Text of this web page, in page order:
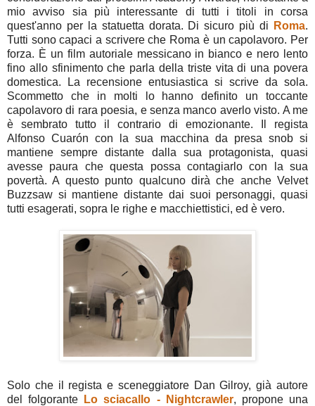
mio avviso sia più interessante di tutti i titoli in corsa
quest'anno per la statuetta dorata. Di sicuro più di
Roma.
Tutti sono capaci a scrivere che Roma è un capolavoro. Per
forza. È un film autoriale messicano in bianco e nero lento
fino allo sfinimento che parla della triste vita di una povera
domestica. La recensione entusiastica si scrive da sola.
Scommetto che in molti lo hanno definito un toccante
capolavoro di rara poesia, e senza manco averlo visto. A me
è sembrato tutto il contrario di emozionante. Il regista
Alfonso Cuarón con la sua macchina da presa snob si
mantiene sempre distante dalla sua protagonista, quasi
avesse paura che questa possa contagiarlo con la sua
povertà. A questo punto qualcuno dirà che anche Velvet
Buzzsaw si mantiene distante dai suoi personaggi, quasi
tutti esagerati, sopra le righe e macchiettistici, ed è vero.
Solo che il regista e sceneggiatore Dan Gilroy, già autore
del folgorante
Lo sciacallo - Nightcrawler, propone una